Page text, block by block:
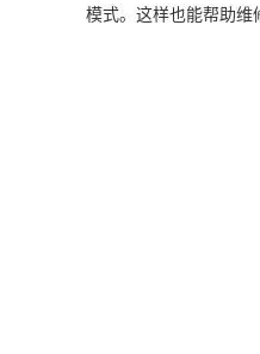
模式。这样也能帮助